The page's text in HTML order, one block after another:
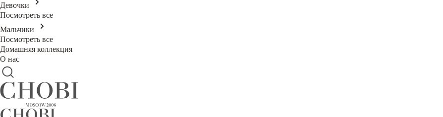
Девочки
Посмотреть все
Мальчики
Посмотреть все
Домашняя коллекция
О нас